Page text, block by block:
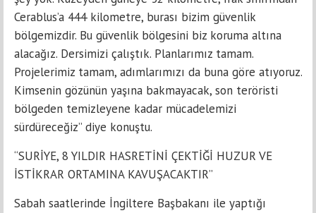
Cerablus’a 444 kilometre, burası bizim güvenlik
bölgemizdir. Bu güvenlik bölgesini biz koruma altına
alacağız. Dersimizi çalıştık. Planlarımız tamam.
Projelerimiz tamam, adımlarımızı da buna göre atıyoruz.
Kimsenin gözünün yaşına bakmayacak, son teröristi
bölgeden temizleyene kadar mücadelemizi
sürdüreceğiz” diye konuştu.
“SURİYE, 8 YILDIR HASRETİNİ ÇEKTİĞİ HUZUR VE
İSTİKRAR ORTAMINA KAVUŞACAKTIR”
Sabah saatlerinde İngiltere Başbakanı ile yaptığı